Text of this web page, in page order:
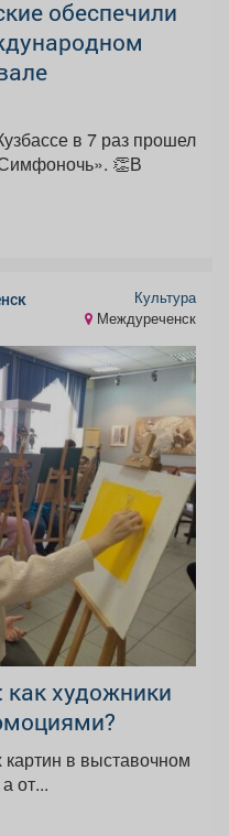
обеспечили
в 7 раз прошел
👏В
Культура
Междуреченск
как художники
в выставочном
от...